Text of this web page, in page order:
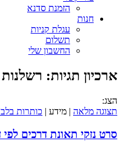
הזמנת סדנא
חנות
עגלת קניות
תשלום
החשבון שלי
ארכיון תגיות: רשלנות
הצג:
תצוגה מלאה | מידע | כותרות
סרט נזקי תאונת דרכים